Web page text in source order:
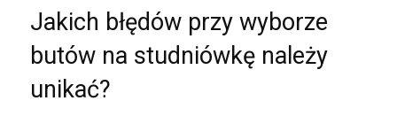
Jakich błędów przy wyborze
butów na studniówkę należy
unikać?